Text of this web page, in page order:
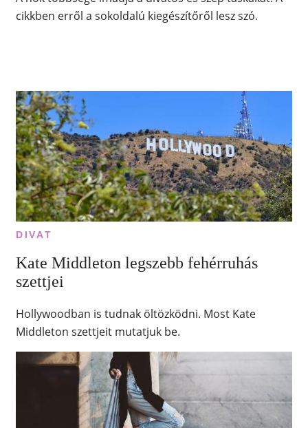
cikkben erről a sokoldalú kiegészítőről lesz szó.
DIVAT
Kate Middleton legszebb fehérruhás
szettjei
Hollywoodban is tudnak öltözködni. Most Kate
Middleton szettjeit mutatjuk be.